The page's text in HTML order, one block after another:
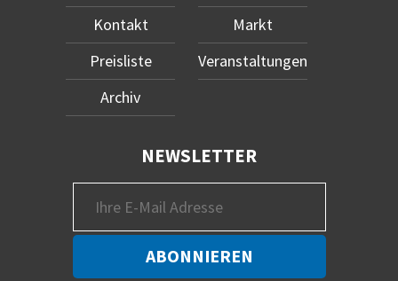
Kontakt
Preisliste
Archiv
Markt
Veranstaltungen
NEWSLETTER